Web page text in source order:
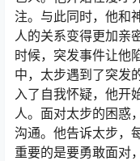
注。与此同时，他和
人的关系变得更加亲
时候，突发事件让他
中，太步遇到了突发
入了自我怀疑，他开
人。面对太步的困惑
沟通。他告诉太步，
重要的是要勇敢面对